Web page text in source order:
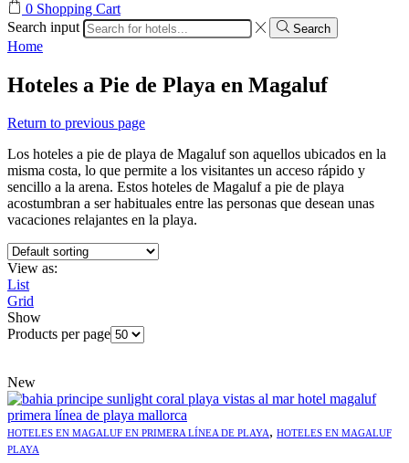
0 Shopping Cart
Search input
Search
Home
Hoteles a Pie de Playa en Magaluf
Return to previous page
Los hoteles a pie de playa de Magaluf son aquellos ubicados en la
misma costa, lo que permite a los visitantes un acceso rápido y
sencillo a la arena. Estos hoteles de Magaluf a pie de playa
acostumbran a ser habituales entre las personas que desean unas
vacaciones relajantes en la playa.
View as:
List
Grid
Show
Products per page
New
HOTELES EN MAGALUF EN PRIMERA LÍNEA DE PLAYA, HOTELES EN MAGALUF
PLAYA